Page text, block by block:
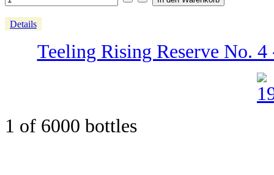
Details
Teeling Rising Reserve No.
1 of 6000 bottles